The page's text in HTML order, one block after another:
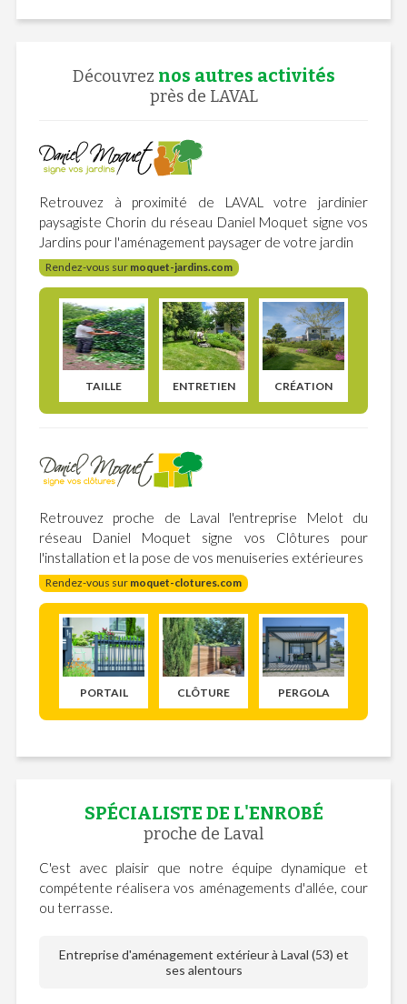
Découvrez nos autres activités
près de LAVAL
Retrouvez à proximité de LAVAL votre jardinier
paysagiste Chorin du réseau Daniel Moquet signe vos
Jardins pour l'aménagement paysager de votre jardin
Rendez-vous sur moquet-jardins.com
TAILLE ENTRETIEN CRÉATION
Retrouvez proche de Laval l'entreprise Melot du
réseau Daniel Moquet signe vos Clôtures pour
l'installation et la pose de vos menuiseries extérieures
Rendez-vous sur moquet-clotures.com
PORTAIL CLÔTURE PERGOLA
SPÉCIALISTE DE L'ENROBÉ
proche de Laval
C'est avec plaisir que notre équipe dynamique et
compétente réalisera vos aménagements d'allée, cour
ou terrasse.
Entreprise d'aménagement extérieur à Laval (53) et
ses alentours